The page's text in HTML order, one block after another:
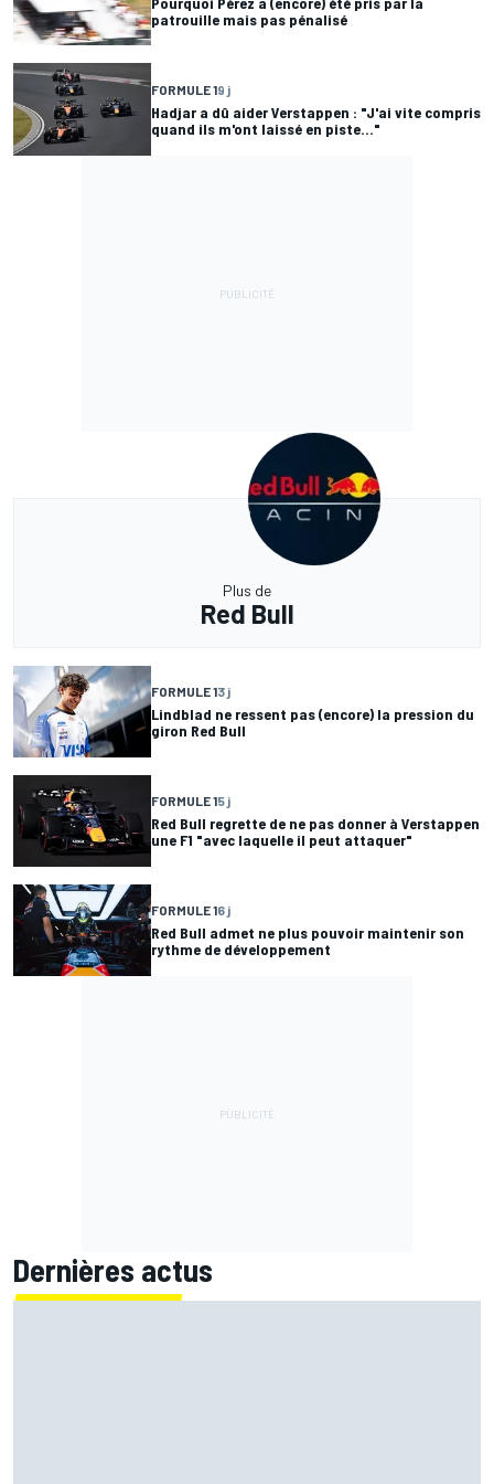
patrouille mais pas pénalisé
FORMULE 19 j
Hadjar a dû aider Verstappen : "J'ai vite compris
quand ils m'ont laissé en piste..."
Plus de
Red Bull
FORMULE 13 j
Lindblad ne ressent pas (encore) la pression du
giron Red Bull
FORMULE 15 j
Red Bull regrette de ne pas donner à Verstappen
une F1 "avec laquelle il peut attaquer"
FORMULE 16 j
Red Bull admet ne plus pouvoir maintenir son
rythme de développement
Dernières actus